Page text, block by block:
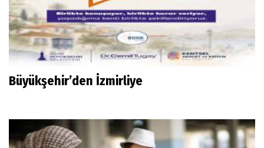
Büyükşehir’den İzmirliye